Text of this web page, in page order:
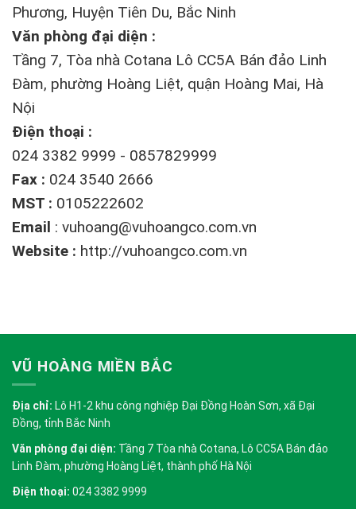
Phương, Huyện Tiên Du, Bắc Ninh
Văn phòng đại diện :
Tầng 7, Tòa nhà Cotana Lô CC5A Bán đảo Linh
Đàm, phường Hoàng Liệt, quận Hoàng Mai, Hà
Nội
Điện thoại :
024 3382 9999 - 0857829999
Fax : 024 3540 2666
MST : 0105222602
Email : vuhoang@vuhoangco.com.vn
Website : http://vuhoangco.com.vn
VŨ HOÀNG MIỀN BẮC
Địa chỉ: Lô H1-2 khu công nghiệp Đại Đồng Hoàn Sơn, xã Đại
Đồng, tỉnh Bắc Ninh
Văn phòng đại diện: Tầng 7 Tòa nhà Cotana, Lô CC5A Bán đảo
Linh Đàm, phường Hoàng Liệt, thành phố Hà Nội
Điện thoại: 024 3382 9999